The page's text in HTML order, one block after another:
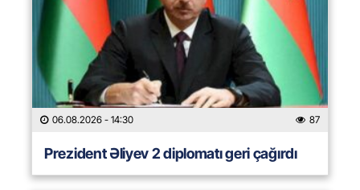
06.08.2026 - 14:30 87
Prezident Əliyev 2 diplomatı geri çağırdı